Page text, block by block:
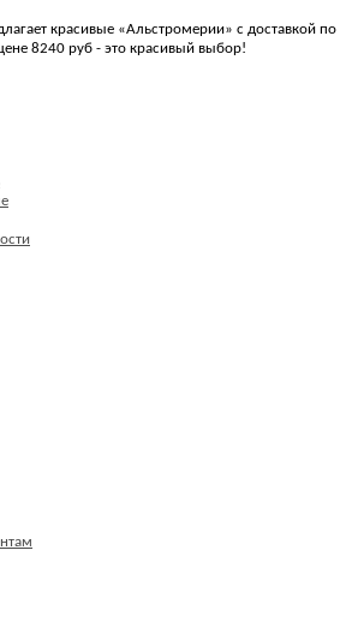
красивые «Альстромерии» с доставкой по
8240 руб - это красивый выбор!